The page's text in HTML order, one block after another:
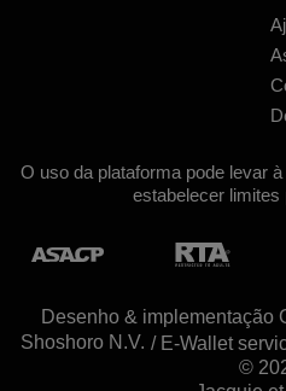
O uso da plataforma pode levar
estabelecer
Desenho & implementação
/ E-Wallet
©